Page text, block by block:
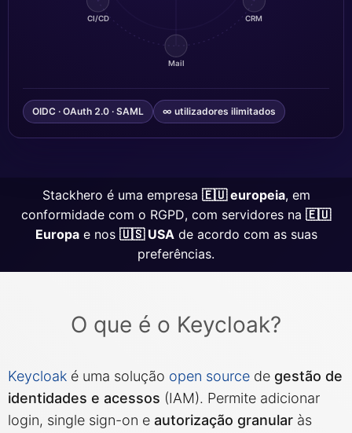
GitLab Runner
Graylog
Kafka
MariaDB
CRM
Mail
CI/CD
OIDC · OAuth 2.0 · SAML ∞ utilizadores ilimitados
Stackhero é uma empresa 🇪🇺 europeia, em
conformidade com o RGPD, com servidores na 🇪🇺
Europae nos 🇺🇸 USAde acordo com as suas
preferências.
O que é o Keycloak?
Keycloak é uma solução open source de gestão de
identidades e acessos (IAM). Permite adicionar
login, single sign-on e autorização granular às